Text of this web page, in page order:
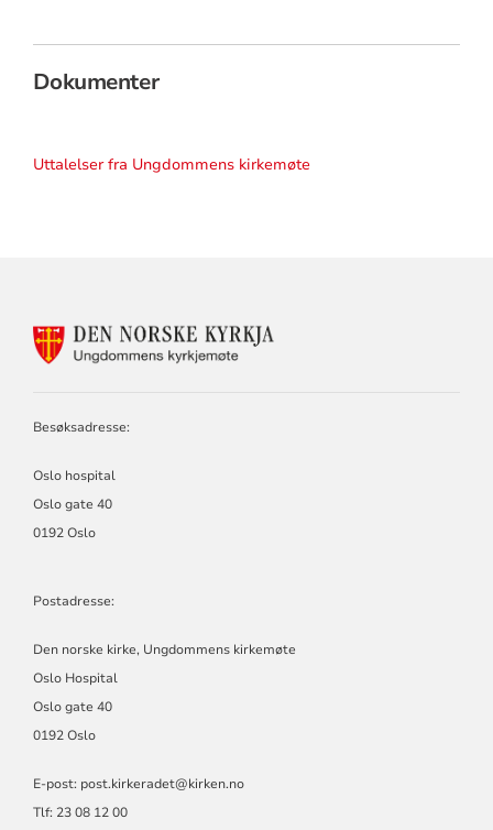
Dokumenter
Uttalelser fra Ungdommens kirkemøte
Besøksadresse:
Oslo hospital
Oslo gate 40
0192 Oslo
Postadresse:
Den norske kirke, Ungdommens kirkemøte
Oslo Hospital
Oslo gate 40
0192 Oslo
E-post: post.kirkeradet@kirken.no
Tlf: 23 08 12 00